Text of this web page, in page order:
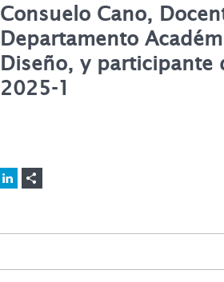
Consuelo Cano,
Departamento
Diseño, y participante
2025-1